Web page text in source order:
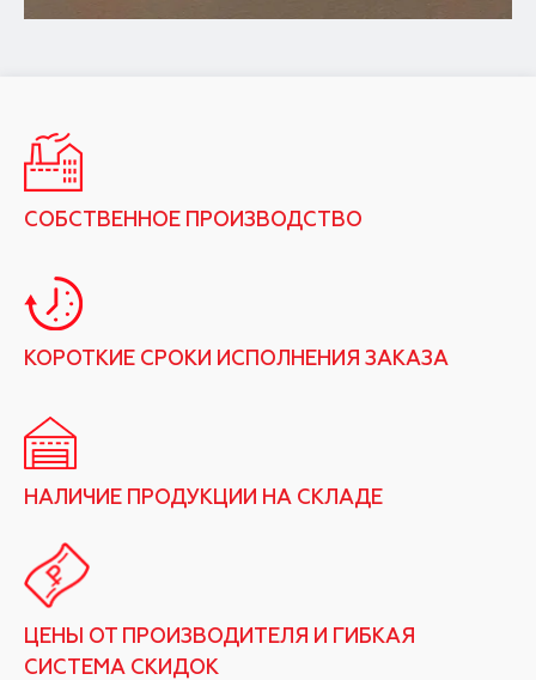
СОБСТВЕННОЕ ПРОИЗВОДСТВО
КОРОТКИЕ СРОКИ ИСПОЛНЕНИЯ ЗАКАЗА
НАЛИЧИЕ ПРОДУКЦИИ НА СКЛАДЕ
ЦЕНЫ ОТ ПРОИЗВОДИТЕЛЯ И ГИБКАЯ
СИСТЕМА СКИДОК